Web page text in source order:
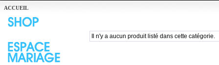
ACCUEIL
Il n'y a aucun produit listé dans cette catégorie.